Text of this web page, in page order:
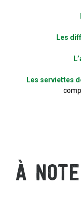
Les
Les serviettes
À